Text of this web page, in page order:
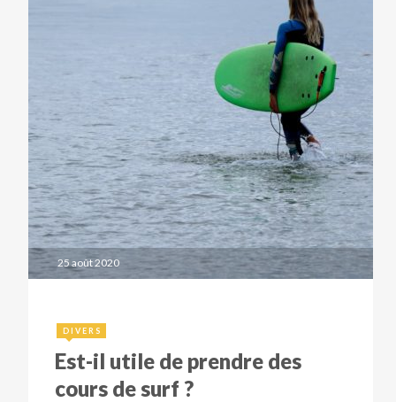
25 août 2020
DIVERS
Est-il utile de prendre des
cours de surf ?